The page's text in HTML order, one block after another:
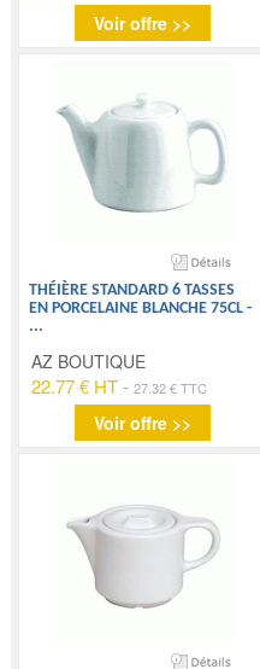
Voir offre >>
THÉIÈRE STANDARD 6 TASSES
EN PORCELAINE BLANCHE 75CL -
...
AZ BOUTIQUE
22.77 € HT -27.32 € TTC
Voir offre >>